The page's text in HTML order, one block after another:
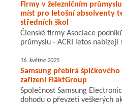
Firmy v železničním
míst pro letošní absolventy
středních škol
Členské firmy Asociace
průmyslu - ACRI letos
16. května 2025
Samsung přebírá
zařízení FläktGroup
Společnost Samsung
dohodu o převzetí veškerých